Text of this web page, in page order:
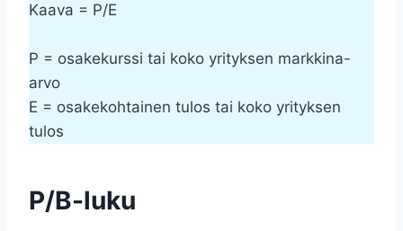
Kaava = P/E
P = osakekurssi tai koko yrityksen markkina-
arvo
E = osakekohtainen tulos tai koko yrityksen
tulos
P/B-luku